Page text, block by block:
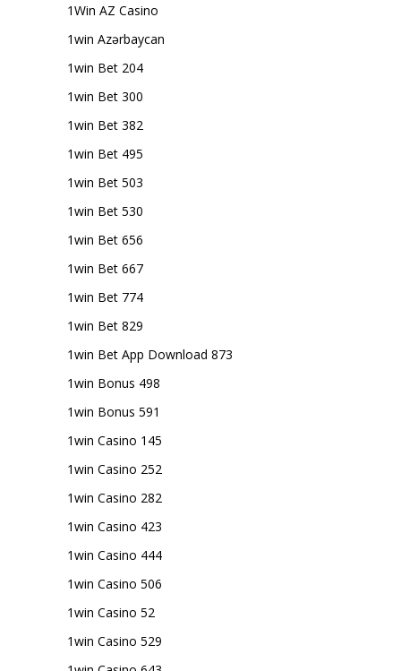
1Win AZ Casino
1win Azərbaycan
1win Bet 204
1win Bet 300
1win Bet 382
1win Bet 495
1win Bet 503
1win Bet 530
1win Bet 656
1win Bet 667
1win Bet 774
1win Bet 829
1win Bet App Download 873
1win Bonus 498
1win Bonus 591
1win Casino 145
1win Casino 252
1win Casino 282
1win Casino 423
1win Casino 444
1win Casino 506
1win Casino 52
1win Casino 529